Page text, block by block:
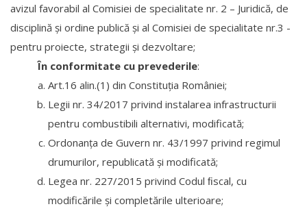
avizul favorabil al Comisiei de specialitate nr. 2 – Juridică, de
disciplină și ordine publică și al Comisiei de specialitate nr.3 -
pentru proiecte, strategii și dezvoltare;
În conformitate cu prevederile:
Art.16 alin.(1) din Constituția României;
Legii nr. 34/2017 privind instalarea infrastructurii
pentru combustibili alternativi, modificată;
Ordonanța de Guvern nr. 43/1997 privind regimul
drumurilor, republicată și modificată;
Legea nr. 227/2015 privind Codul ﬁscal, cu
modificările și completările ulterioare;